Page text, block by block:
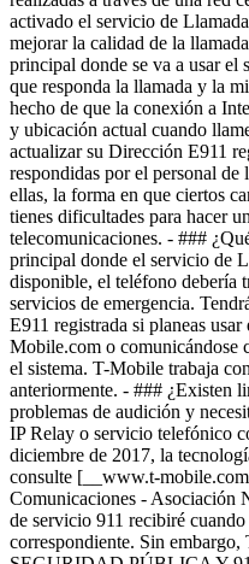
activado el servicio de
mejorar la calidad de la
principal donde se va a usar
que responda la llamada y la
hecho de que la conexión a
y ubicación actual cuando
actualizar su Dirección E911
respondidas por el personal
ellas, la forma en que ciertos
tienes dificultades para hacer
telecomunicaciones. - ###
principal donde el servicio de
disponible, el teléfono debería
servicios de emergencia.
E911 registrada si planeas
Mobile.com o comunicándose
el sistema. T-Mobile trabaja
anteriormente. - ### ¿Existen
problemas de audición y
IP Relay o servicio telefónico
diciembre de 2017, la
consulte [__www.t-
Comunicaciones - Asociación
de servicio 911 recibiré
correspondiente. Sin